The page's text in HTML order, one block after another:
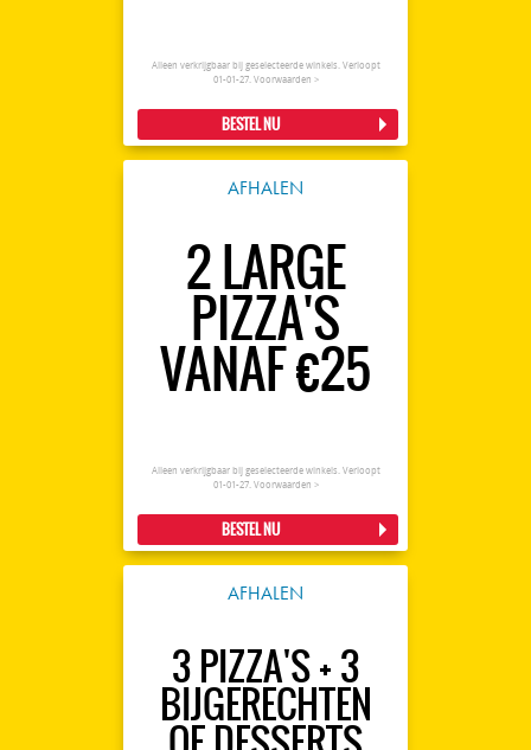
Alleen verkrijgbaar bij geselecteerde winkels. Verloopt
01-01-27. Voorwaarden >
BESTEL NU
AFHALEN
2 LARGE
PIZZA'S
VANAF €25
Alleen verkrijgbaar bij geselecteerde winkels. Verloopt
01-01-27. Voorwaarden >
BESTEL NU
AFHALEN
3 PIZZA'S + 3
BIJGERECHTEN